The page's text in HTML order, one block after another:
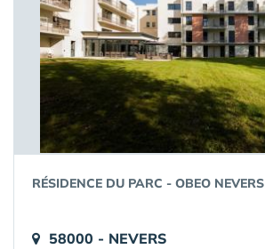
RÉSIDENCE DU PARC - OBEO NEVERS
58000 - NEVERS